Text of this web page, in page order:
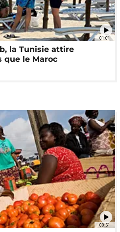
01:01
la Tunisie attire
que le Maroc
00:51